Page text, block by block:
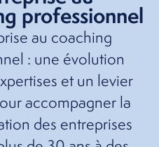
professionnel
au coaching
: une évolution
et un levier
accompagner la
des entreprises